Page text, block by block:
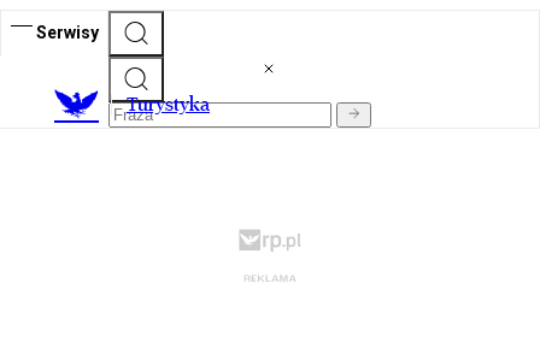
Serwisy
Turystyka